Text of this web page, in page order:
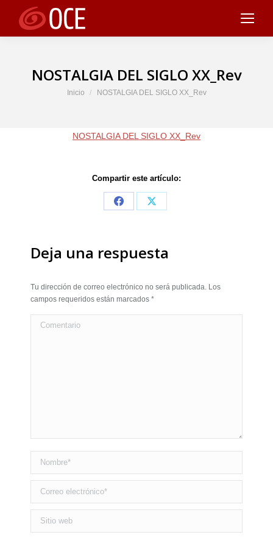
NOSTALGIA DEL SIGLO XX_Rev
Estás aquí:
Inicio NOSTALGIA DEL SIGLO XX_Rev
NOSTALGIA DEL SIGLO XX_Rev
Compartir este artículo:
Share
Share
Deja una respuesta
Tu dirección de correo electrónico no será publicada. Los
campos requeridos están marcados *
Comentario
Nombre *
Correo electrónico *
Sitio web